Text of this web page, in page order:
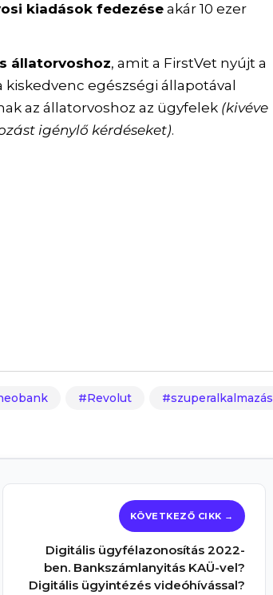
kiadások fedezéseakár 10 ezer
állatorvoshoz, amit a FirstVet nyújt a
egészségi állapotával
az állatorvoshoz az ügyfelek (kivéve
igénylő kérdéseket).
Revolut szuperalkalmazás
Digitális ügyfélazonosítás 2022-
ben. Bankszámlanyitás KAÜ-vel?
Digitális ügyintézés videóhívással?